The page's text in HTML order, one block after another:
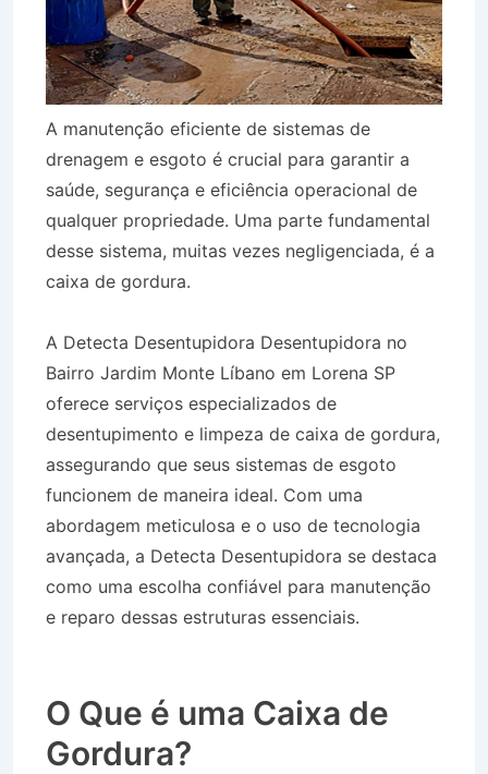
A manutenção eficiente de sistemas de
drenagem e esgoto é crucial para garantir a
saúde, segurança e eficiência operacional de
qualquer propriedade. Uma parte fundamental
desse sistema, muitas vezes negligenciada, é a
caixa de gordura.
A Detecta Desentupidora Desentupidora no
Bairro Jardim Monte Líbano em Lorena SP
oferece serviços especializados de
desentupimento e limpeza de caixa de gordura,
assegurando que seus sistemas de esgoto
funcionem de maneira ideal. Com uma
abordagem meticulosa e o uso de tecnologia
avançada, a Detecta Desentupidora se destaca
como uma escolha confiável para manutenção
e reparo dessas estruturas essenciais.
O Que é uma Caixa de
Gordura?